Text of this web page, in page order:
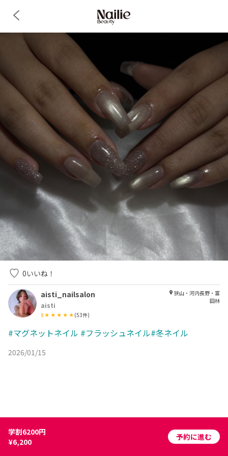
0いいね！
aisti_nailsalon
aisti
5 (53件)
狭山・河内長野・富
田林
#マグネットネイル #フラッシュネイル#冬ネイル
2026/01/15
学割6200円
¥6,200
予約に進む